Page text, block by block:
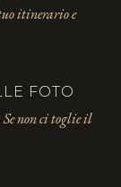
itinerario e
FOTO
non ci toglie il